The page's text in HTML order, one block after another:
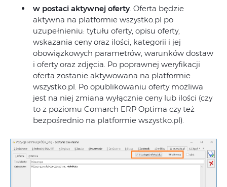
w postaci aktywnej oferty. Oferta będzie
aktywna na platformie wszystko.pl po
uzupełnieniu: tytułu oferty, opisu oferty,
wskazania ceny oraz ilości, kategorii i jej
obowiązkowych parametrów, warunków dostaw
i oferty oraz zdjęcia. Po poprawnej weryfikacji
oferta zostanie aktywowana na platformie
wszystko.pl. Po opublikowaniu oferty możliwa
jest na niej zmiana wyłącznie ceny lub ilości (czy
to z poziomu Comarch ERP Optima czy też
bezpośrednio na platformie wszystko.pl).